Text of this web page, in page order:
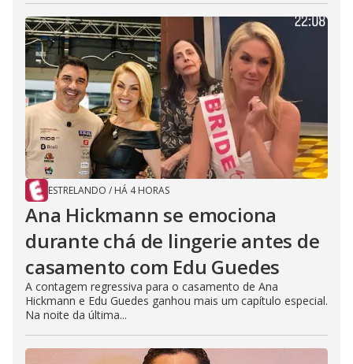
ESTRELANDO / HÁ 4 HORAS
Ana Hickmann se emociona
durante chá de lingerie antes de
casamento com Edu Guedes
A contagem regressiva para o casamento de Ana
Hickmann e Edu Guedes ganhou mais um capítulo especial.
Na noite da última...